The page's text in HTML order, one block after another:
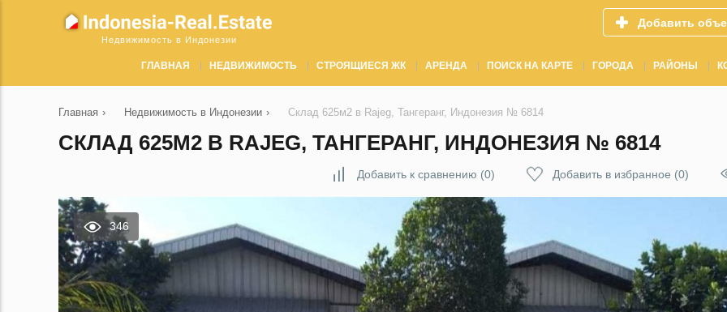
Недвижимость в Индонезии
Добавить
ГЛАВНАЯ НЕДВИЖИМОСТЬ СТРОЯЩИЕСЯ ЖК АРЕНДА ПОИСК НА КАРТЕ ГОРОДА РАЙОНЫ
Главная › Недвижимость в Индонезии › Склад 625м2 в Rajeg, Тангеранг, Индонезия № 6814
СКЛАД 625М2 В RAJEG, ТАНГЕРАНГ, ИНДОНЕЗИЯ № 6814
Добавить к сравнению (0) Добавить в избранное (0)
346